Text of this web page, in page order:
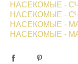
НАСЕКОМЫЕ -
НАСЕКОМЫЕ -
НАСЕКОМЫЕ -
НАСЕКОМЫЕ -